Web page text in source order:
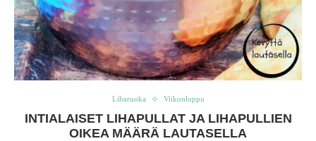
Liharuoka Viikonloppu
INTIALAISET LIHAPULLAT JA LIHAPULLIEN
OIKEA MÄÄRÄ LAUTASELLA